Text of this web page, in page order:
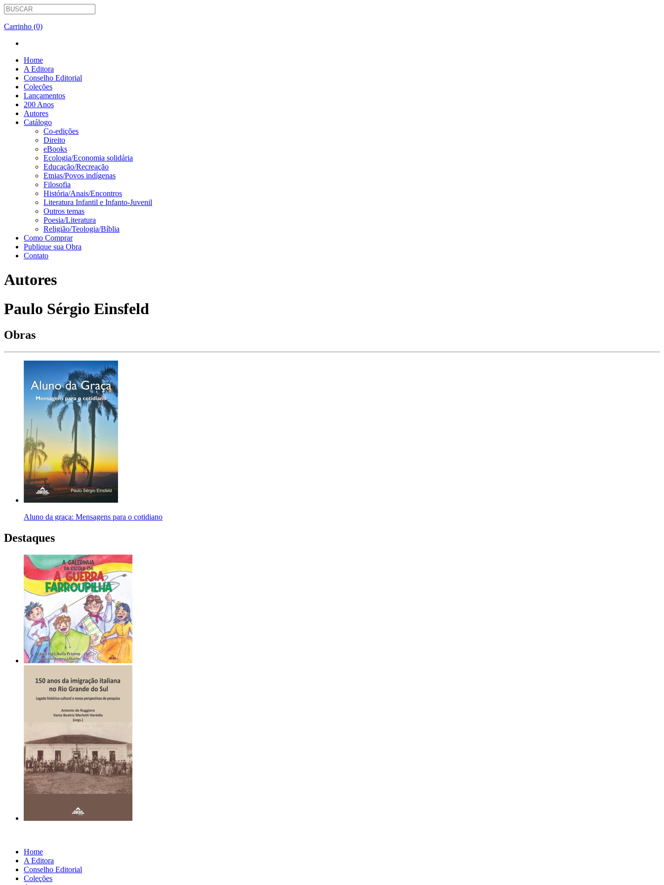
Carrinho (0)
Home
A Editora
Conselho Editorial
Coleções
Lançamentos
200 Anos
Autores
Catálogo
Co-edições
Direito
eBooks
Ecologia/Economia solidária
Educação/Recreação
Etnias/Povos indígenas
Filosofia
História/Anais/Encontros
Literatura Infantil e Infanto-Juvenil
Outros temas
Poesia/Literatura
Religião/Teologia/Bíblia
Como Comprar
Publique sua Obra
Contato
Autores
Paulo Sérgio Einsfeld
Obras
Aluno da graça: Mensagens para o cotidiano
Destaques
Home
A Editora
Conselho Editorial
Coleções